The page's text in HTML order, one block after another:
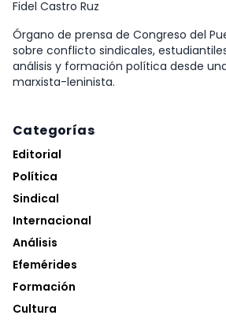
Fidel Castro Ruz
Órgano de prensa de Congreso del
sobre conflicto sindicales,
análisis y formación política desde
marxista-leninista.
Categorías
Editorial
Política
Sindical
Internacional
Análisis
Efemérides
Formación
Cultura